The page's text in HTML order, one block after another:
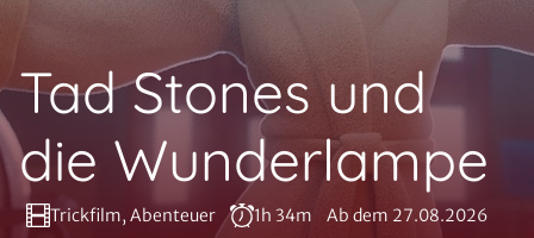
Tad Stones und
die Wunderlampe
Trickfilm, Abenteuer 1h 34m Ab dem 27.08.2026